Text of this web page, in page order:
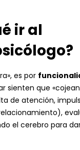
ir al
es por
sienten que
de atención,
el cerebro para